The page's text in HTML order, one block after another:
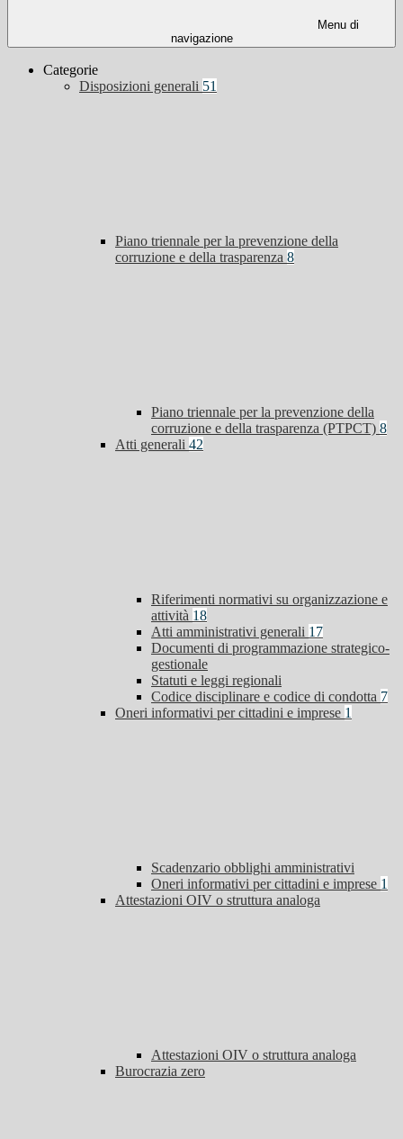
Menu di
navigazione
Categorie
Disposizioni generali 51
Piano triennale per la prevenzione della
corruzione e della trasparenza 8
Piano triennale per la prevenzione della
corruzione e della trasparenza (PTPCT) 8
Atti generali 42
Riferimenti normativi su organizzazione e
attività 18
Atti amministrativi generali 17
Documenti di programmazione strategico-
gestionale
Statuti e leggi regionali
Codice disciplinare e codice di condotta 7
Oneri informativi per cittadini e imprese 1
Scadenzario obblighi amministrativi
Oneri informativi per cittadini e imprese 1
Attestazioni OIV o struttura analoga
Attestazioni OIV o struttura analoga
Burocrazia zero